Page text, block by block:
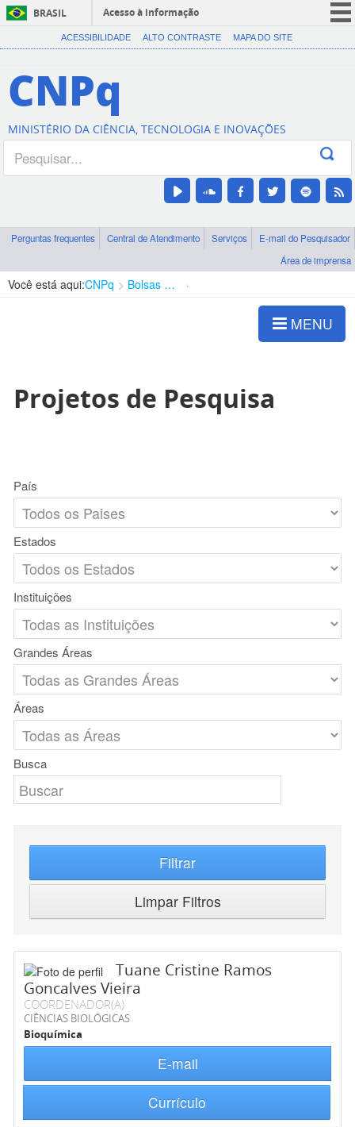
BRASIL
Acesso à informação
CORONAVÍRUS (COVID-19)
Canais
ACESSIBILIDADE ALTO CONTRASTE MAPA DO SITE
CNPq
MINISTÉRIO DA CIÊNCIA, TECNOLOGIA E INOVAÇÕES
Perguntas frequentes Central de Atendimento Serviços
E-mail do Pesquisador
Área de imprensa
Você está aqui:CNPq Bolsas e Auxílios Vigentes
MENU
Projetos de Pesquisa
País
Estados
Instituições
Grandes Áreas
Áreas
Busca
Filtrar
Limpar Filtros
Tuane Cristine Ramos
Goncalves Vieira
COORDENADOR(A)
CIÊNCIAS BIOLÓGICAS
Bioquímica
E-mail
Currículo